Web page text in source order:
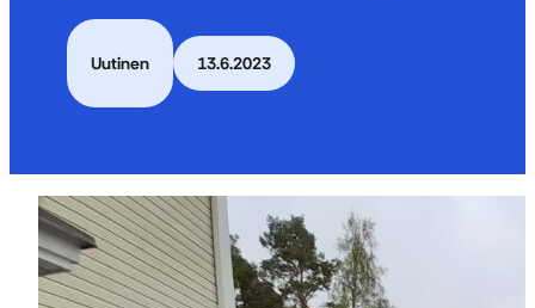
Uutinen 13.6.2023